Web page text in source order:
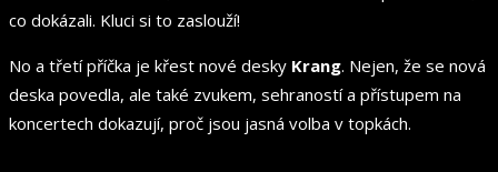
co dokázali. Kluci si to zaslouží!
No a třetí příčka je křest nové desky Krang. Nejen, že se nová
deska povedla, ale také zvukem, sehraností a přístupem na
koncertech dokazují, proč jsou jasná volba v topkách.